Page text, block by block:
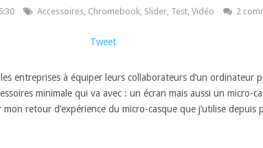
Accessoires, Chromebook, Slider, Test, Vidéo 2
Tweet
entreprises à équiper leurs collaborateurs d’un ordinateur
minimale qui va avec : un écran mais aussi un micro-
retour d’expérience du micro-casque que j’utilise depuis